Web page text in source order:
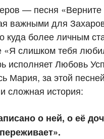
— песня «Верните
важными для
куда более личным
«Я слишком тебя
исполняет Любовь
Мария, за этой
сложная история:
о ней, о её